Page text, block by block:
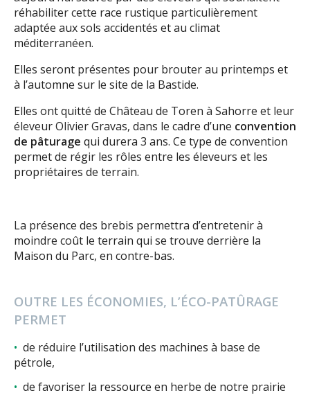
réhabiliter cette race rustique particulièrement
adaptée aux sols accidentés et au climat
méditerranéen.
Elles seront présentes pour brouter au printemps et
à l’automne sur le site de la Bastide.
Elles ont quitté de Château de Toren à Sahorre et leur
éleveur Olivier Gravas, dans le cadre d’une convention
de pâturage qui durera 3 ans. Ce type de convention
permet de régir les rôles entre les éleveurs et les
propriétaires de terrain.
La présence des brebis permettra d’entretenir à
moindre coût le terrain qui se trouve derrière la
Maison du Parc, en contre-bas.
OUTRE LES ÉCONOMIES, L’ÉCO-PATÛRAGE
PERMET
de réduire l’utilisation des machines à base de
pétrole,
de favoriser la ressource en herbe de notre prairie